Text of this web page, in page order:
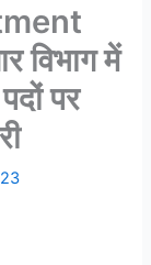
विभाग में
पर